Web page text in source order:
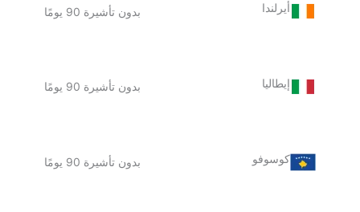
أيرلندا بدون تأشيرة 90 يومًا
إيطاليا بدون تأشيرة 90 يومًا
كوسوفو بدون تأشيرة 90 يومًا